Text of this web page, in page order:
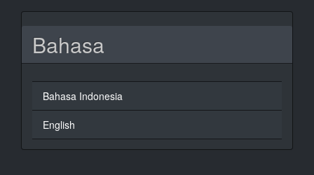
Bahasa
Bahasa Indonesia
English